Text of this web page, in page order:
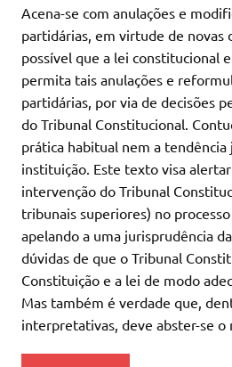
Acena-se com anulações e
partidárias, em virtude de novas
possível que a lei constitucional
permita tais anulações e
partidárias, por via de decisões
do Tribunal Constitucional.
prática habitual nem a
instituição. Este texto visa
intervenção do Tribunal
tribunais superiores) no
apelando a uma jurisprudência
dúvidas de que o Tribunal
Constituição e a lei de modo
Mas também é verdade que,
interpretativas, deve abster-se